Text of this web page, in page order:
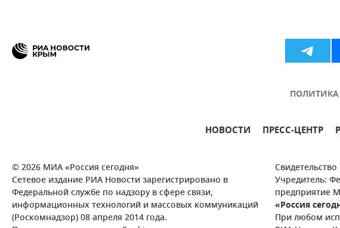
ПОЛИТИКА
НОВОСТИ ПРЕСС-ЦЕНТР
© 2026 МИА «Россия сегодня»
Сетевое издание РИА Новости зарегистрировано в
Федеральной службе по надзору в сфере связи,
информационных технологий и массовых коммуникаций
(Роскомнадзор) 08 апреля 2014 года.
Учредитель:
предприятие
«Россия
При любом